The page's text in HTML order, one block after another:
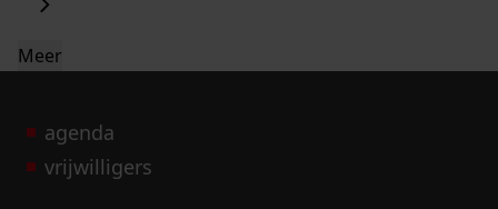
Meer
agenda
vrijwilligers